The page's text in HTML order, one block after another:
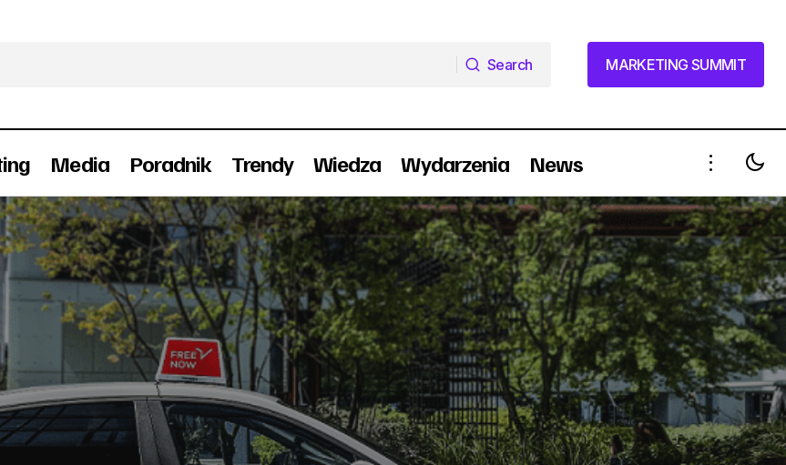
Search
MARKETING SUMMIT
MARKETING SUMMIT
Media Poradnik Trendy Wiedza Wydarzenia News
przeznacza 1 milion PLN na aktywizację kierowców tego lata
Najlepsze kampanie komunikacyjne
zostaną docenione w konkursie PR
Wings!